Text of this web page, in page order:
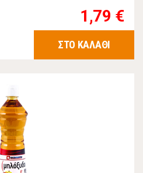
1,79 €
ΣΤΟ ΚΑΛΑΘΙ